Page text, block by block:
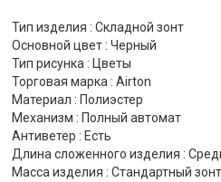
Тип изделия : Складной зонт
Основной цвет : Черный
Тип рисунка : Цветы
Торговая марка : Airton
Материал : Полиэстер
Механизм : Полный автомат
Антиветер : Есть
Длина сложенного изделия :
Масса изделия : Стандартный